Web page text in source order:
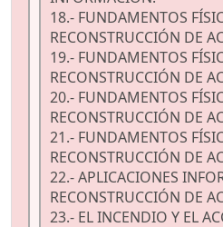
18.- FUNDAMENTOS
RECONSTRUCCIÓN DE
19.- FUNDAMENTOS
RECONSTRUCCIÓN DE
20.- FUNDAMENTOS
RECONSTRUCCIÓN DE
21.- FUNDAMENTOS
RECONSTRUCCIÓN DE
22.- APLICACIONES
RECONSTRUCCIÓN DE
23.- EL INCENDIO Y EL